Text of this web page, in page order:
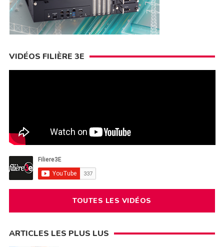
VIDÉOS FILIÈRE 3E
TOUTES LES VIDÉOS
ARTICLES LES PLUS LUS